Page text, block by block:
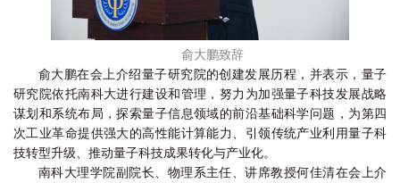
俞大鹏致辞
俞大鹏在会上介绍量子研究院的创建发展历程，并表示，量子
研究院依托南科大进行建设和管理，努力为加强量子科技发展战略
谋划和系统布局，探索量子信息领域的前沿基础科学问题，为第四
次工业革命提供强大的高性能计算能力、引领传统产业利用量子科
技转型升级、推动量子科技成果转化与产业化。
南科大理学院副院长、物理系主任、讲席教授何佳清在会上介